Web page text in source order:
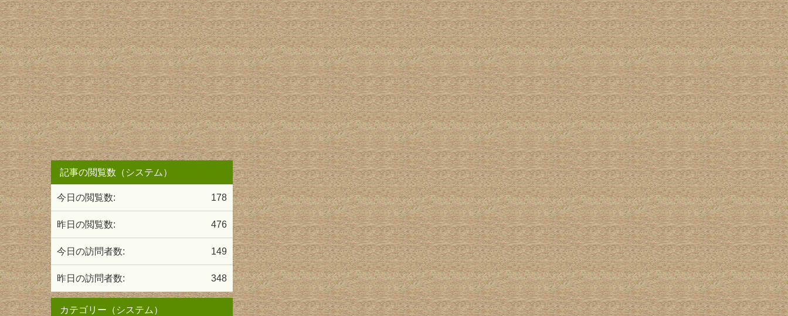
記事の閲覧数（システム）
178
今日の閲覧数:
476
昨日の閲覧数:
149
今日の訪問者数:
348
昨日の訪問者数:
カテゴリー（システム）